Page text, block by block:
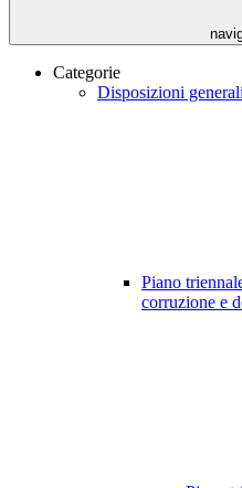
Categorie
Disposizioni generali
Piano
corruzione e